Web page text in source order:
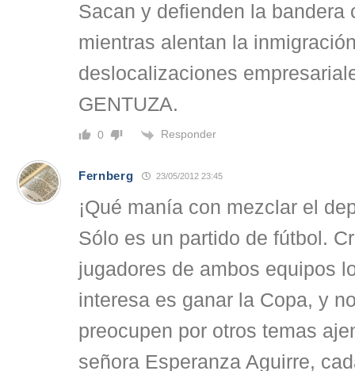
Sacan y defienden la bandera
mientras alentan la
deslocalizaciones
GENTUZA.
0 Responder
Fernberg 23/05/2012 23:45
¡Qué manía con mezclar el
Sólo es un partido de fútbol.
jugadores de ambos equipos
interesa es ganar la Copa, y
preocupen por otros temas
señora Esperanza Aguirre,